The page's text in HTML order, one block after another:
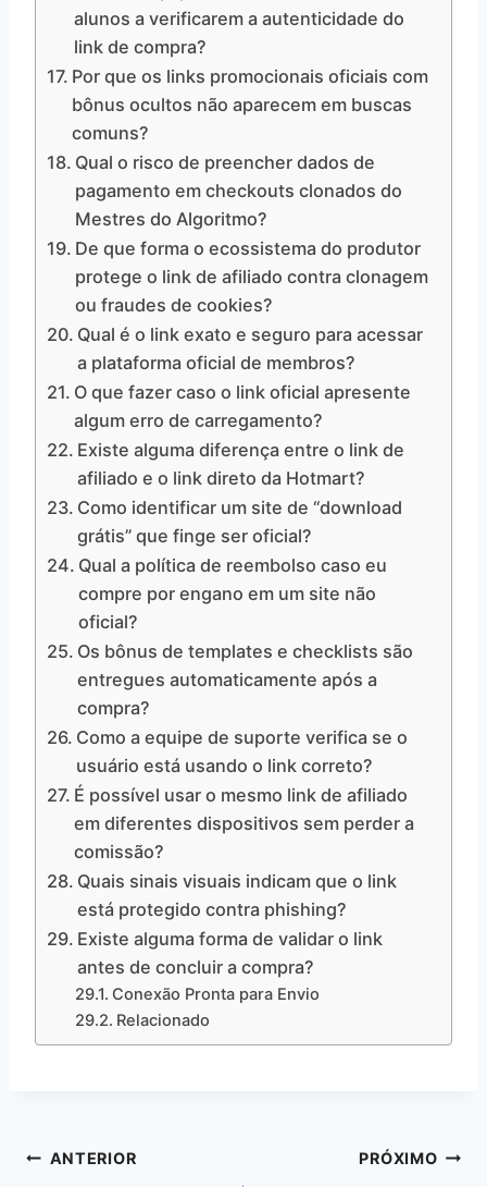
alunos a verificarem a autenticidade do
link de compra?
Por que os links promocionais oficiais com
bônus ocultos não aparecem em buscas
comuns?
Qual o risco de preencher dados de
pagamento em checkouts clonados do
Mestres do Algoritmo?
De que forma o ecossistema do produtor
protege o link de afiliado contra clonagem
ou fraudes de cookies?
Qual é o link exato e seguro para acessar
a plataforma oficial de membros?
O que fazer caso o link oficial apresente
algum erro de carregamento?
Existe alguma diferença entre o link de
afiliado e o link direto da Hotmart?
Como identificar um site de “download
grátis” que finge ser oficial?
Qual a política de reembolso caso eu
compre por engano em um site não
oficial?
Os bônus de templates e checklists são
entregues automaticamente após a
compra?
Como a equipe de suporte verifica se o
usuário está usando o link correto?
É possível usar o mesmo link de afiliado
em diferentes dispositivos sem perder a
comissão?
Quais sinais visuais indicam que o link
está protegido contra phishing?
Existe alguma forma de validar o link
antes de concluir a compra?
Conexão Pronta para Envio
Relacionado
Navegação
ANTERIOR PRÓXIMO